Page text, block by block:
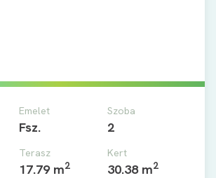
Emelet
Fsz.
Szoba
2
Terasz
17.79 m2
Kert
30.38 m2